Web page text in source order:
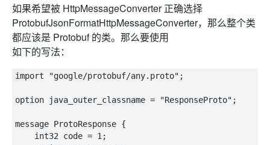
如果希望被 HttpMessageConverter 正确选择
ProtobufJsonFormatHttpMessageConverter，那么整个类
都应该是 Protobuf 的类。那么要使用
如下的写法：
import "google/protobuf/any.proto";
option java_outer_classname = "ResponseProto";
message ProtoResponse {